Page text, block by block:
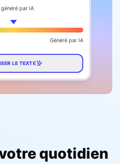
par IA
Généré par IA
LE TEXTE
quotidien